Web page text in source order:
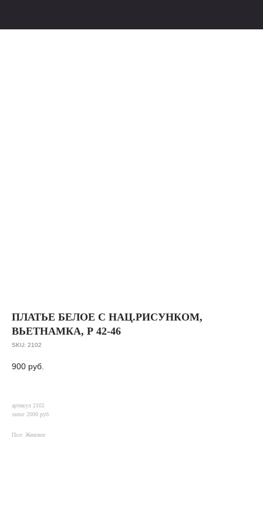
ПЛАТЬЕ БЕЛОЕ С НАЦ.РИСУНКОМ,
ВЬЕТНАМКА, Р 42-46
SKU: 2102
900 руб.
артикул 2102
залог 2000 руб.
Пол: Женское